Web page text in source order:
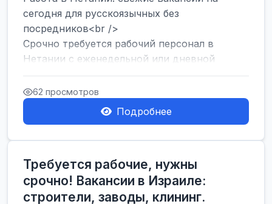
сегодня для русскоязычных без
посредников<br />
Срочно требуется рабочий персонал в
Нетании с еженедельной или дневной
оплатой<br />
Свежие вакансии в Нетании дл...
62 просмотров
Подробнее
Требуется рабочие, нужны
срочно! Вакансии в Израиле:
строители, заводы, клининг.